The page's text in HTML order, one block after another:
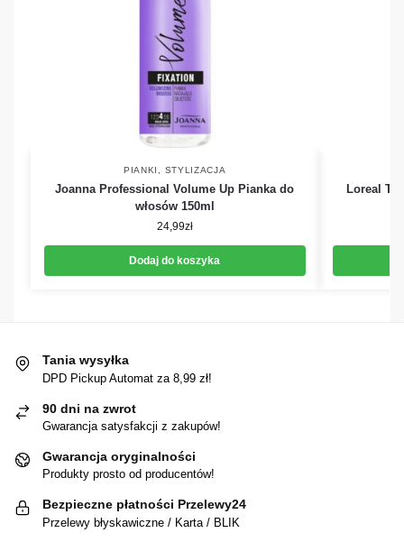
PIANKI STYLIZACJA
Joanna Professional Volume Up Pianka do
włosów 150ml
24,99zł
Dodaj do koszyka
Loreal
Tania wysyłka
DPD Pickup Automat za 8,99 zł!
90 dni na zwrot
Gwarancja satysfakcji z zakupów!
Gwarancja oryginalności
Produkty prosto od producentów!
Bezpieczne płatności Przelewy24
Przelewy błyskawiczne / Karta / BLIK